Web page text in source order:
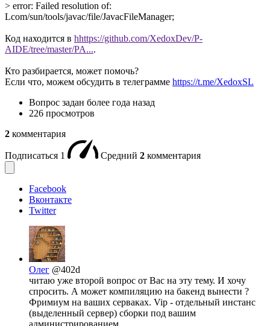
> error: Failed resolution of:
Lcom/sun/tools/javac/file/JavacFileManager;
Код находится в hhttps://github.com/XedoxDev/P-
AIDE/tree/master/PA....
Кто разбирается, может помочь?
Если что, можем обсудить в телеграмме https://t.me/XedoxSL
Вопрос задан более года назад
226 просмотров
2 комментария
Подписаться 1 Средний 2 комментария
Facebook
Вконтакте
Twitter
Олег @402d
читаю уже второй вопрос от Вас на эту тему. И хочу
спросить. А может компиляцию на бакенд вынести ?
Фримиум на ваших серваках. Vip - отдельный инстанс
(выделенный сервер) сборки под вашим